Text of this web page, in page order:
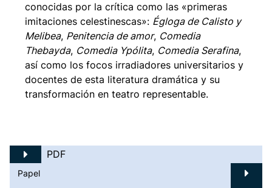
conocidas por la crítica como las «primeras
imitaciones celestinescas»: Égloga de Calisto y
Melibea, Penitencia de amor, Comedia
Thebayda, Comedia Ypólita, Comedia Serafina,
así como los focos irradiadores universitarios y
docentes de esta literatura dramática y su
transformación en teatro representable.
PDF
Papel